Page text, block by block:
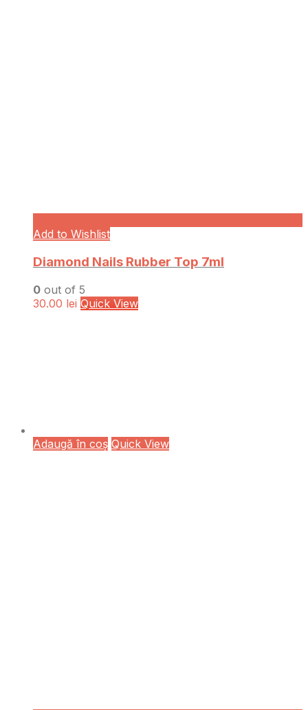
Add to Wishlist
Diamond Nails Rubber Top 7ml
0 out of 5
30.00 lei Quick View
Adaugă în coș Quick View